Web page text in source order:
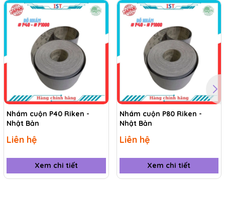
Nhám cuộn P40 Riken -
Nhật Bản
Liên hệ
Xem chi tiết
Nhám cuộn P80 Riken -
Nhật Bản
Liên hệ
Xem chi tiết